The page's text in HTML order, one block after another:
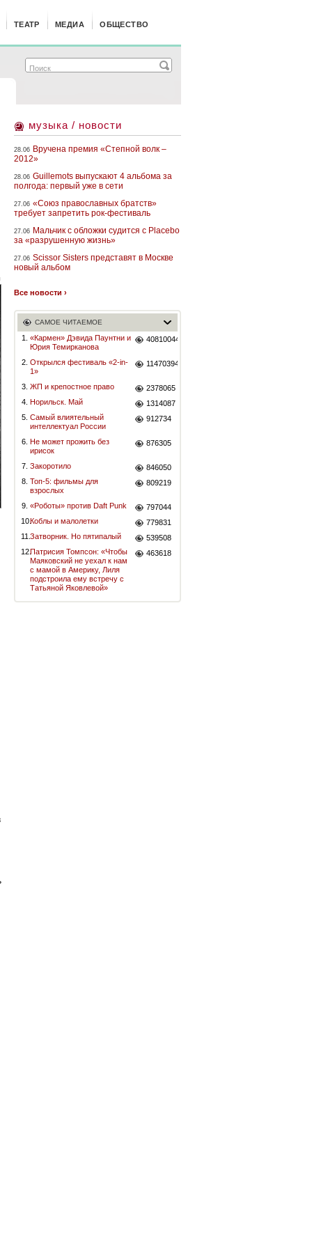
ТЕАТР МЕДИА ОБЩЕСТВО
музыка / новости
28.06 Вручена премия «Степной волк –
2012»
28.06 Guillemots выпускают 4 альбома за
полгода: первый уже в сети
27.06 «Союз православных братств»
требует запретить рок-фестиваль
27.06 Мальчик с обложки судится с Placebo
за «разрушенную жизнь»
27.06 Scissor Sisters представят в Москве
новый альбом
Все новости ›
САМОЕ ЧИТАЕМОЕ
1.
«Кармен» Дэвида Паунтни и
Юрия Темирканова
40810044
2. Открылся фестиваль «2-in-
1»
11470394
3. ЖП и крепостное право
2378065
4. Норильск. Май
1314087
5. Самый влиятельный
интеллектуал России
912734
6. Не может прожить без
ирисок
876305
7. Закоротило
846050
8. Топ-5: фильмы для
взрослых
809219
9. «Роботы» против Daft Punk
797044
10.Коблы и малолетки
779831
11.Затворник. Но пятипалый
539508
12.Патрисия Томпсон: «Чтобы
Маяковский не уехал к нам
с мамой в Америку, Лиля
подстроила ему встречу с
Татьяной Яковлевой»
463618